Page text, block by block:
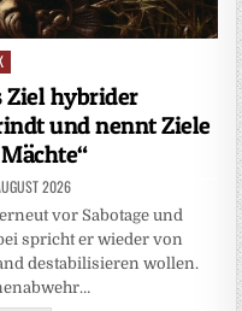
Ziel hybrider
und nennt Ziele
2026
vor Sabotage und
spricht er wieder von
destabilisieren wollen.